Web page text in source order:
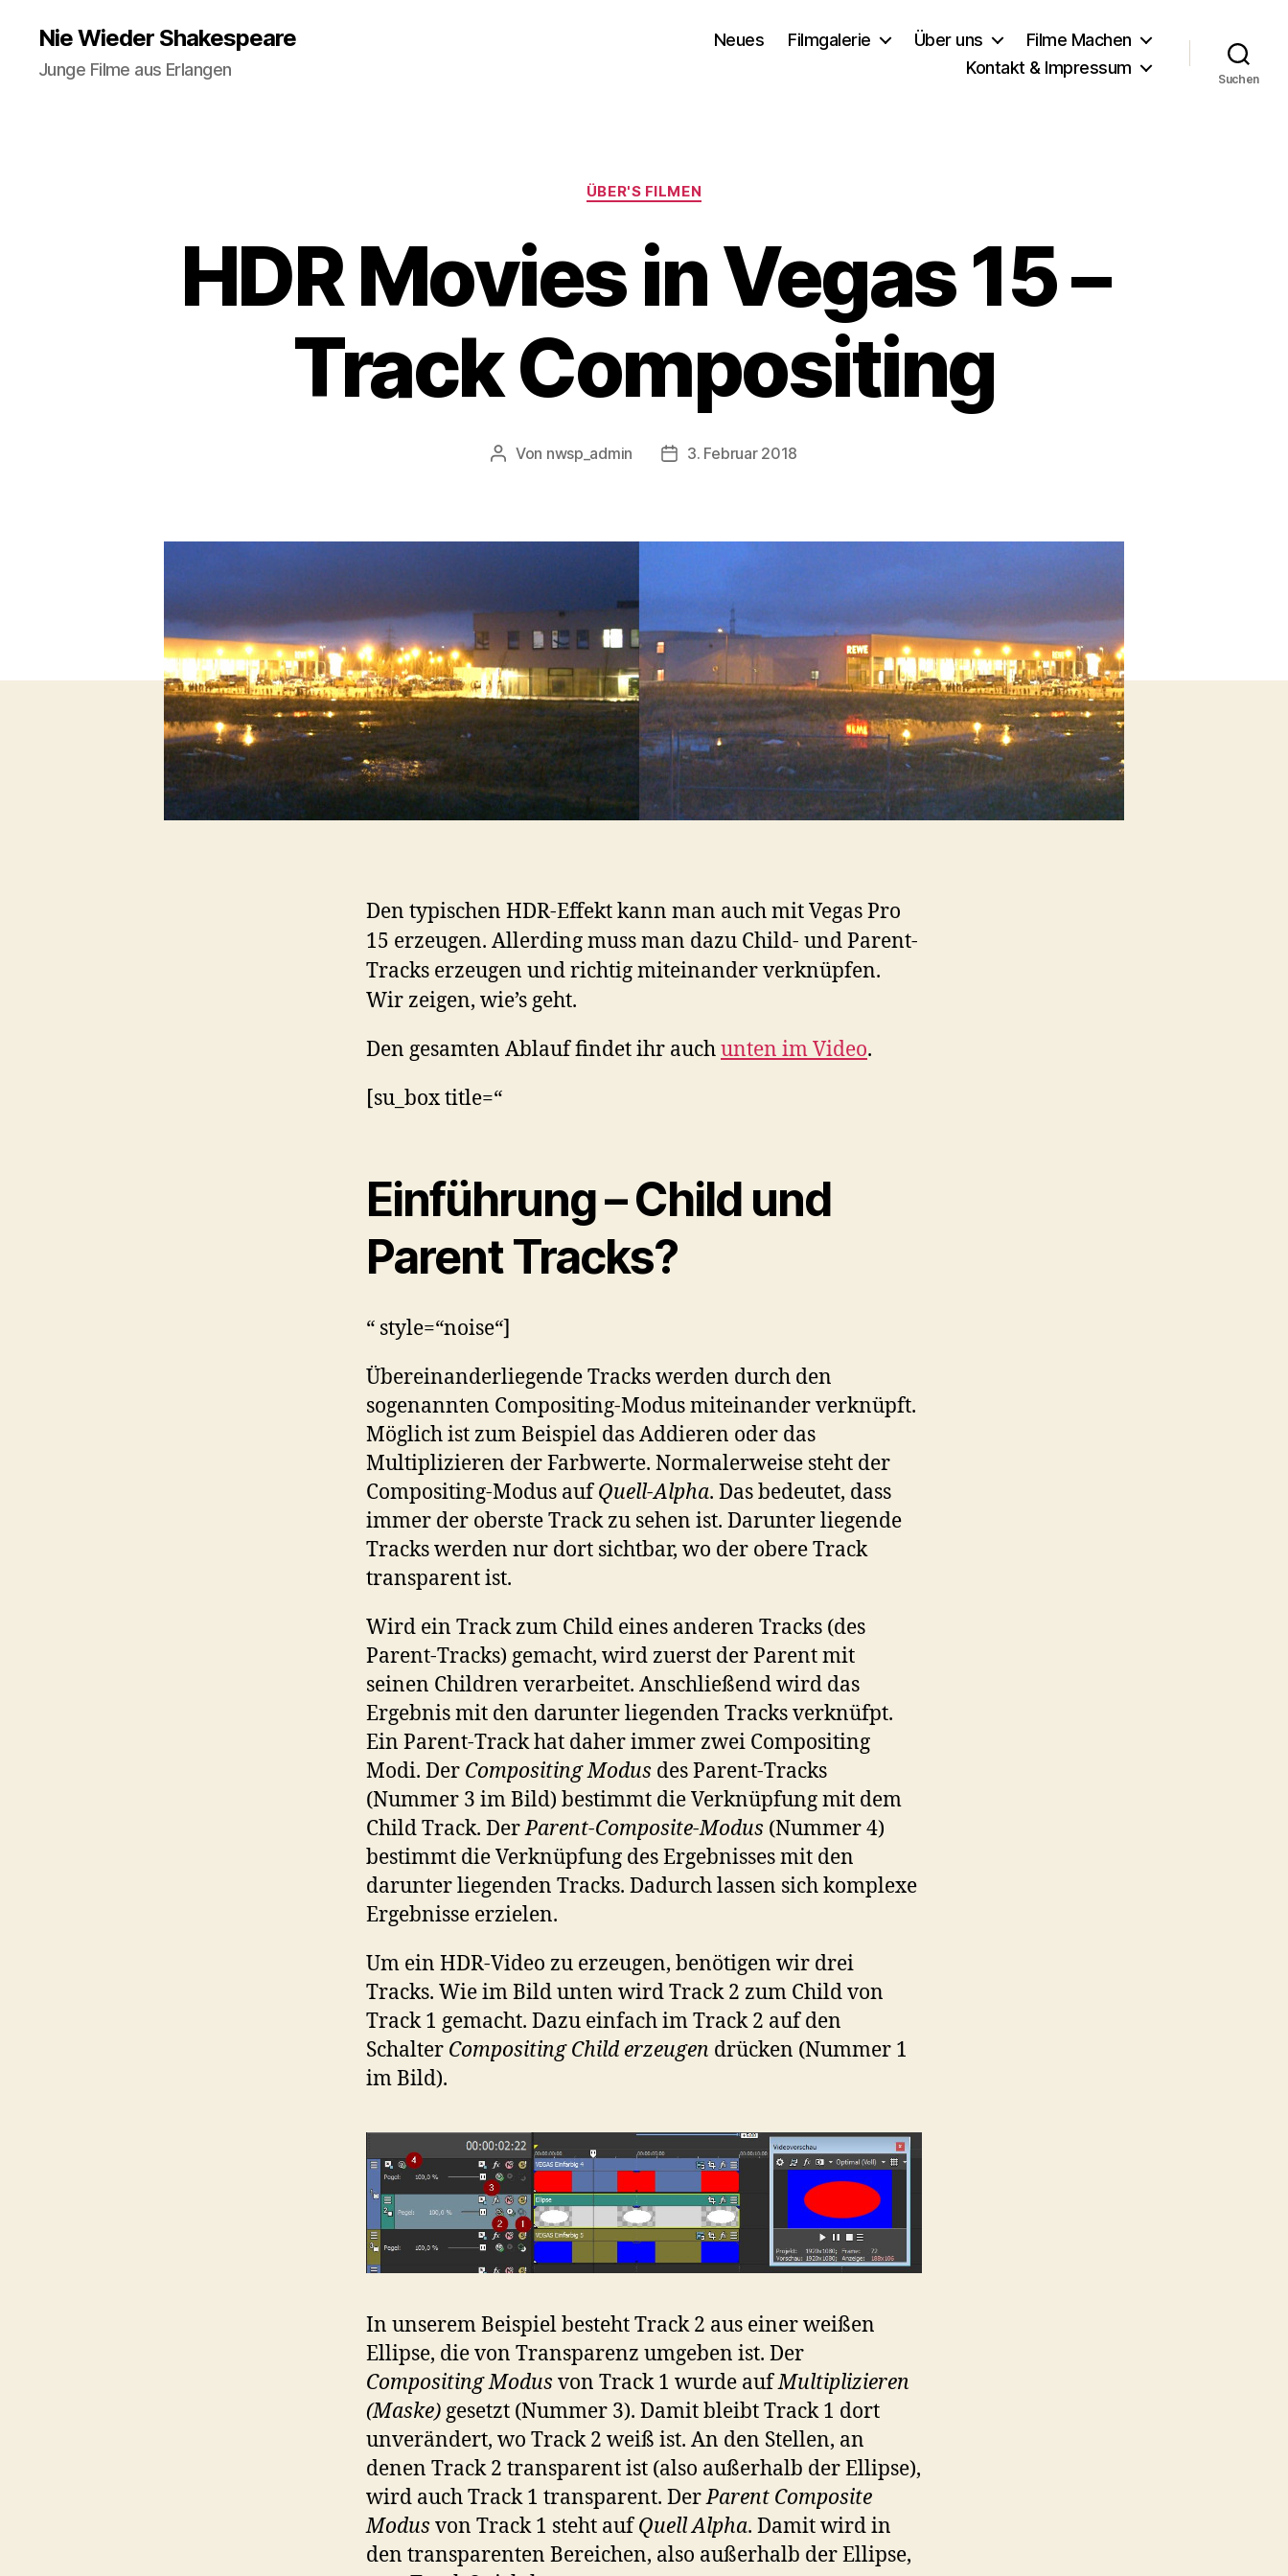
Nie Wieder Shakespeare
Junge Filme aus Erlangen
Neues Filmgalerie Über uns
Filme Machen
Kontakt & Impressum
Suchen
Kategorien
ÜBER'S FILMEN
HDR Movies in Vegas 15 –
Track Compositing
Beitragsautor
Von nwsp_admin Beitragsdatum
3. Februar 2018
Den typischen HDR-Effekt kann man auch mit Vegas Pro
15 erzeugen. Allerding muss man dazu Child- und Parent-
Tracks erzeugen und richtig miteinander verknüpfen.
Wir zeigen, wie’s geht.
Den gesamten Ablauf findet ihr auchunten im Video.
[su_box title=“
Einführung – Child und
Parent Tracks?
“ style=“noise“]
Übereinanderliegende Tracks werden durch den
sogenannten Compositing-Modus miteinander verknüpft.
Möglich ist zum Beispiel das Addieren oder das
Multiplizieren der Farbwerte. Normalerweise steht der
Compositing-Modus aufQuell-Alpha. Das bedeutet, dass
immer der oberste Track zu sehen ist. Darunter liegende
Tracks werden nur dort sichtbar, wo der obere Track
transparent ist.
Wird ein Track zum Child eines anderen Tracks (des
Parent-Tracks) gemacht, wird zuerst der Parent mit
seinen Children verarbeitet. Anschließend wird das
Ergebnis mit den darunter liegenden Tracks verknüfpt.
Ein Parent-Track hat daher immer zwei Compositing
Modi. Der Compositing Modus des Parent-Tracks
(Nummer 3 im Bild) bestimmt die Verknüpfung mit dem
Child Track. DerParent-Composite-Modus (Nummer 4)
bestimmt die Verknüpfung des Ergebnisses mit den
darunter liegenden Tracks. Dadurch lassen sich komplexe
Ergebnisse erzielen.
Um ein HDR-Video zu erzeugen, benötigen wir drei
Tracks. Wie im Bild unten wird Track 2 zum Child von
Track 1 gemacht. Dazu einfach im Track 2 auf den
Schalter Compositing Child erzeugen drücken (Nummer 1
im Bild).
In unserem Beispiel besteht Track 2 aus einer weißen
Ellipse, die von Transparenz umgeben ist. Der
Compositing Modus von Track 1 wurde aufMultiplizieren
(Maske) gesetzt (Nummer 3). Damit bleibt Track 1 dort
unverändert, wo Track 2 weiß ist. An den Stellen, an
denen Track 2 transparent ist (also außerhalb der Ellipse),
wird auch Track 1 transparent. DerParent Composite
Modus von Track 1 steht aufQuell Alpha. Damit wird in
den transparenten Bereichen, also außerhalb der Ellipse,